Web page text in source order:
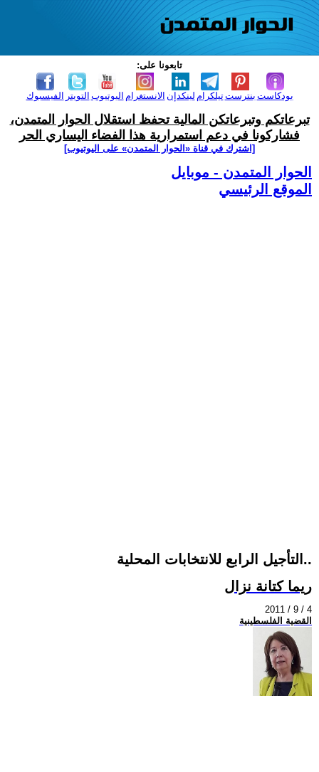
تابعونا على:
الفيسبوك التويتر اليوتيوب الانستغرام لينكدإن تيلكرامبنترست بودكاست
تبرعاتكم وتبرعاتكن المالية تحفظ استقلال الحوار المتمدن،
فشاركونا في دعم استمرارية هذا الفضاء اليساري الحر
[اشترك في قناة ‫«الحوار المتمدن» على اليوتيوب]
الحوار المتمدن - موبايل
الموقع الرئيسي
التأجيل الرابع للانتخابات المحلية..
ريما كتانة نزال
2011 / 9 / 4
القضية الفلسطينية